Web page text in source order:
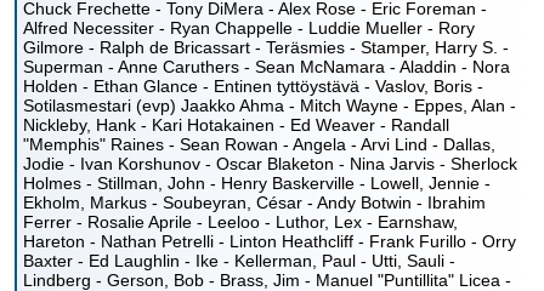
Chuck Frechette - Tony DiMera - Alex Rose - Eric Foreman -
Alfred Necessiter - Ryan Chappelle - Luddie Mueller - Rory
Gilmore - Ralph de Bricassart - Teräsmies - Stamper, Harry S. -
Superman - Anne Caruthers - Sean McNamara - Aladdin - Nora
Holden - Ethan Glance - Entinen tyttöystävä - Vaslov, Boris -
Sotilasmestari (evp) Jaakko Ahma - Mitch Wayne - Eppes, Alan -
Nickleby, Hank - Kari Hotakainen - Ed Weaver - Randall
"Memphis" Raines - Sean Rowan - Angela - Arvi Lind - Dallas,
Jodie - Ivan Korshunov - Oscar Blaketon - Nina Jarvis - Sherlock
Holmes - Stillman, John - Henry Baskerville - Lowell, Jennie -
Ekholm, Markus - Soubeyran, César - Andy Botwin - Ibrahim
Ferrer - Rosalie Aprile - Leeloo - Luthor, Lex - Earnshaw,
Hareton - Nathan Petrelli - Linton Heathcliff - Frank Furillo - Orry
Baxter - Ed Laughlin - Ike - Kellerman, Paul - Utti, Sauli -
Lindberg - Gerson, Bob - Brass, Jim - Manuel "Puntillita" Licea -